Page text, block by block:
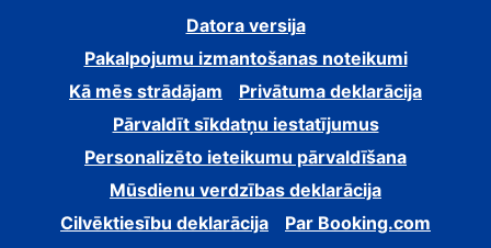
Datora versija
Pakalpojumu izmantošanas noteikumi
Kā mēs strādājam
Privātuma deklarācija
Pārvaldīt sīkdatņu iestatījumus
Personalizēto ieteikumu pārvaldīšana
Mūsdienu verdzības deklarācija
Cilvēktiesību deklarācija
Par Booking.com